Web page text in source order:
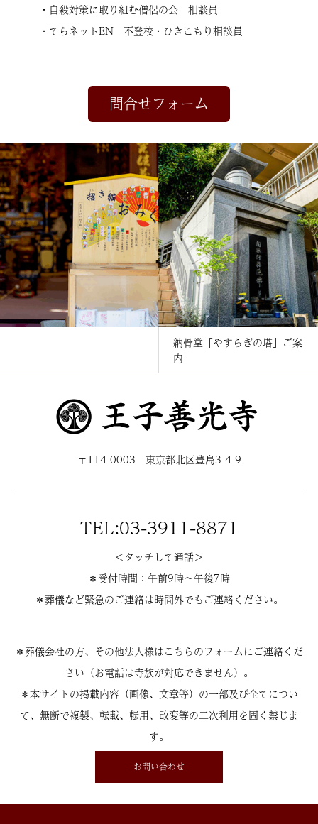
・自殺対策に取り組む僧侶の会 相談員
・てらネットEN 不登校・ひきこもり相談員
問合せフォーム
お十夜法要のご案内
〒114-0003 東京都北区豊島3-4-9
TEL:03-3911-8871
＜タッチして通話＞
＊受付時間：午前9時〜午後7時
＊葬儀など緊急のご連絡は時間外でもご連絡ください。
＊葬儀会社の方、その他法人様はこちらのフォームにご連絡くだ
さい（お電話は寺族が対応できません）。
＊本サイトの掲載内容（画像、文章等）の一部及び全てについ
て、無断で複製、転載、転用、改変等の二次利用を固く禁じま
す。
お問い合わせ